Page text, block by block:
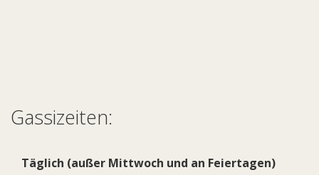
Gassizeiten:
Täglich (außer Mittwoch und an Feiertagen)